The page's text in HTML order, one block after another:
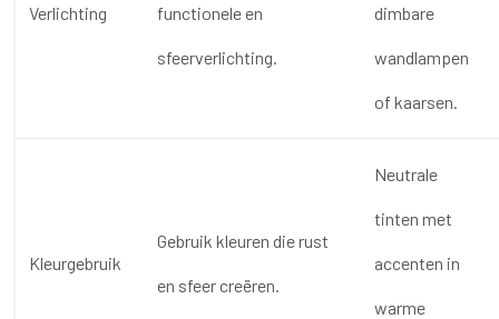
Verlichting functionele en
sfeerverlichting.
dimbare
wandlampen
of kaarsen.
Kleurgebruik
Gebruik kleuren die rust
en sfeer creëren.
Neutrale
tinten met
accenten in
warme